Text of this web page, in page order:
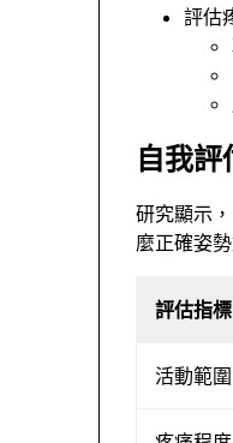
評估
自我評
研究顯示
麼正確姿
評估指標
活動範圍